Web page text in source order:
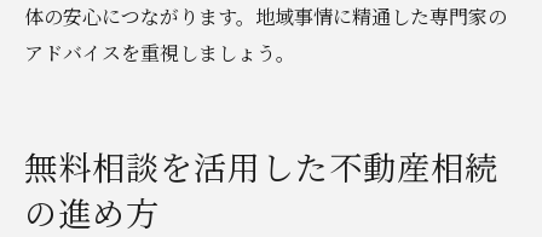
体の安心につながります。地域事情に精通した専門家の
アドバイスを重視しましょう。
無料相談を活用した不動産相続
の進め方